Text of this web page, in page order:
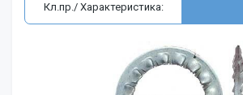
Кл.пр./ Характеристика: